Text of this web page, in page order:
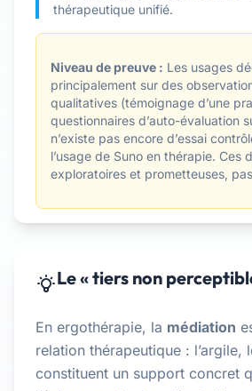
thérapeutique unifié.
Niveau de preuve : Les usages
principalement sur des
qualitatives (témoignage d’une
questionnaires d’auto-évaluation
n’existe pas encore d’essai
l’usage de Suno en thérapie. Ces
exploratoires et prometteuses,
Le « tiers non
En ergothérapie, la médiation
relation thérapeutique : l’argile,
constituent un support concret